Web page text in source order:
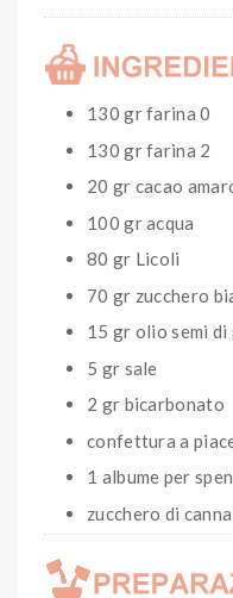
130 gr farina 0
130 gr farina 2
20 gr cacao
100 gr acqua
80 gr Licoli
70 gr zucchero
15 gr olio semi
5 gr sale
2 gr bicarbonato
confettura a
1 albume per
zucchero di